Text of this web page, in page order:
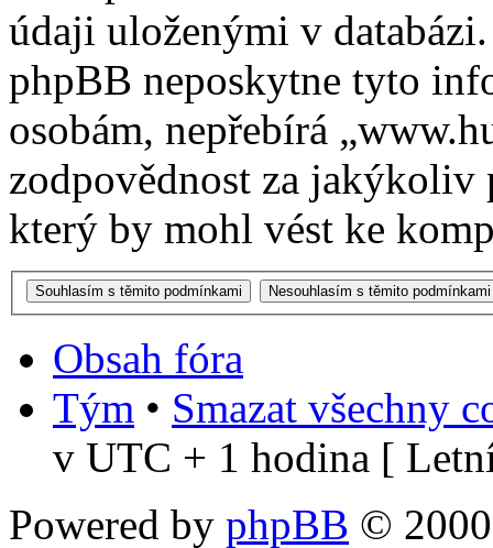
údaji uloženými v
phpBB neposkytne tyto
osobám, nepřebírá
zodpovědnost za
který by mohl vést ke
Obsah fóra
Tým • Smazat všechny
v UTC + 1 hodina [
Powered by phpBB ©